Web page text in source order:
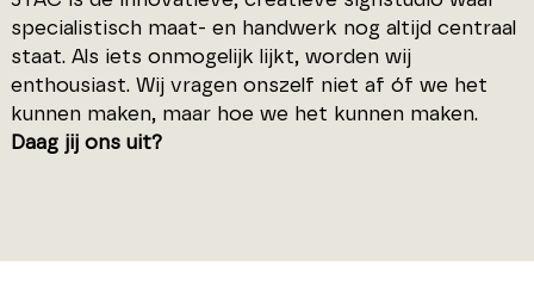
specialistisch maat- en handwerk nog altijd centraal
staat. Als iets onmogelijk lijkt, worden wij
enthousiast. Wij vragen onszelf niet af óf we het
kunnen maken, maar hoe we het kunnen maken.
Daag jij ons uit?